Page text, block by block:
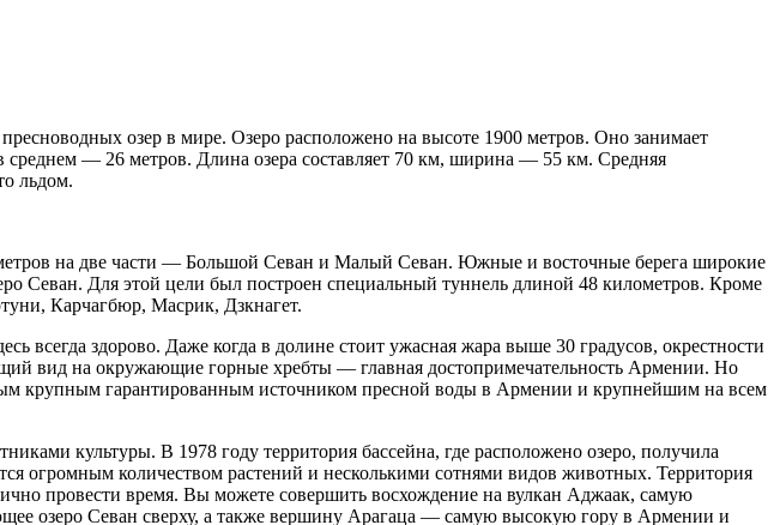
озер в мире. Озеро расположено на высоте 1900 метров. Оно занимает
среднем — 26 метров. Длина озера составляет 70 км, ширина — 55 км. Средняя
льдом.
на две части — Большой Севан и Малый Севан. Южные и восточные берега широкие
Севан. Для этой цели был построен специальный туннель длиной 48 километров. Кроме
Карчагбюр, Масрик, Дзкнагет.
всегда здорово. Даже когда в долине стоит ужасная жара выше 30 градусов, окрестности
вид на окружающие горные хребты — главная достопримечательность Армении. Но
крупным гарантированным источником пресной воды в Армении и крупнейшим на всем
культуры. В 1978 году территория бассейна, где расположено озеро, получила
огромным количеством растений и несколькими сотнями видов животных. Территория
провести время. Вы можете совершить восхождение на вулкан Аджаак, самую
озеро Севан сверху, а также вершину Арагаца — самую высокую гору в Армении и